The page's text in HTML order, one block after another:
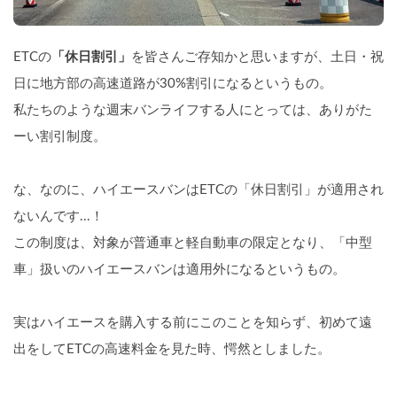
ETCの 「休日割引」
を皆さんご存知かと思いますが、土日・祝
日に地方部の高速道路が30%割引になるというもの。
私たちのような週末バンライフする人にとっては、ありがた
ーい割引制度。
な、なのに、ハイエースバンはETCの「休日割引」が適用され
ないんです...！
この制度は、対象が普通車と軽自動車の限定となり、「中型
車」扱いのハイエースバンは適用外になるというもの。
実はハイエースを購入する前にこのことを知らず、初めて遠
出をしてETCの高速料金を見た時、愕然としました。